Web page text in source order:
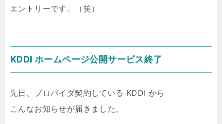
エントリーです。（笑）
KDDI ホームページ公開サービス終了
先日、プロバイダ契約している KDDI から
こんなお知らせが届きました。